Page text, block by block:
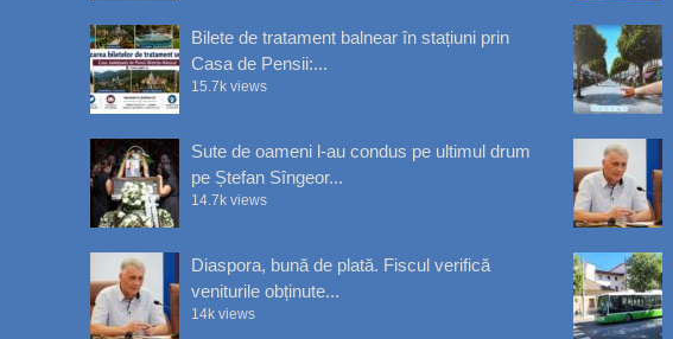
Bilete de tratament balnear în stațiuni prin
Casa de Pensii:...
15.7k views
Sute de oameni l-au condus pe ultimul drum
pe Ștefan Sîngeor...
14.7k views
Diaspora, bună de plată. Fiscul verifică
veniturile obținute...
14k views